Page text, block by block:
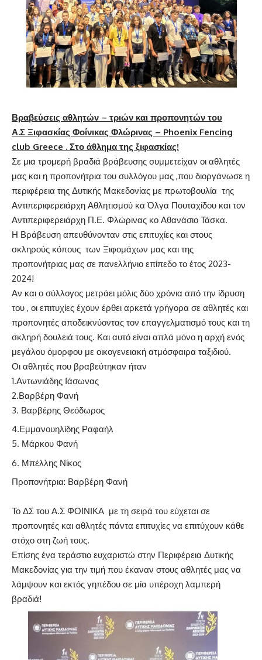
Βραβεύσεις αθλητών – τριών και προπονητών του
Α.Σ Ξιφασκίας Φοίνικας Φλώρινας – Phoenix Fencing
club Greece . Στο άθλημα της ξιφασκίας!
Σε μια τρομερή βραδιά βράβευσης συμμετείχαν οι αθλητές
μας και η προπονήτρια του συλλόγου μας ,που διοργάνωσε η
περιφέρεια της Δυτικής Μακεδονίας με πρωτοβουλία της
Αντιπεριφερειάρχη Αθλητισμού κα Όλγα Πουταχίδου και τον
Αντιπεριφερειάρχη Π.Ε. Φλώρινας κο Αθανάσιο Τάσκα.
Η Βράβευση απευθύνονταν στις επιτυχίες και στους
σκληρούς κόπους των Ξιφομάχων μας και της
προπονήτριας μας σε πανελλήνιο επίπεδο το έτος 2023-
2024!
Αν και ο σύλλογος μετράει μόλις δύο χρόνια από την ίδρυση
του , οι επιτυχίες έχουν έρθει αρκετά γρήγορα σε αθλητές και
προπονητές αποδεικνύοντας τον επαγγελματισμό τους και τη
σκληρή δουλειά τους. Και αυτό είναι απλά μόνο η αρχή ενός
μεγάλου όμορφου με οικογενειακή ατμόσφαιρα ταξιδιού.
Οι αθλητές που βραβεύτηκαν ήταν
1.Αντωνιάδης Ιάσωνας
2.Βαρβέρη Φανή
Βαρβέρης Θεόδωρος
4.Εμμανουηλίδης Ραφαήλ
Μάρκου Φανή
Μπέλλης Νίκος
Προπονήτρια: Βαρβέρη Φανή
Το ΔΣ του Α.Σ ΦΟΙΝΙΚΑ με τη σειρά του εύχεται σε
προπονητές και αθλητές πάντα επιτυχίες να επιτύχουν κάθε
στόχο στη ζωή τους.
Επίσης ένα τεράστιο ευχαριστώ στην Περιφέρεια Δυτικής
Μακεδονίας για την τιμή που έκαναν στους αθλητές μας να
λάμψουν και εκτός γηπέδου σε μία υπέροχη λαμπερή
βραδιά!